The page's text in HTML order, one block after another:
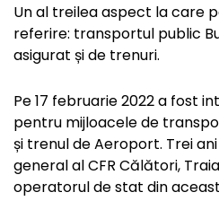
Un al treilea aspect la care
referire: transportul public
asigurat și de trenuri.
Pe 17 februarie 2022 a fost
pentru mijloacele de
și trenul de Aeroport. Trei
general al CFR Călători,
operatorul de stat din